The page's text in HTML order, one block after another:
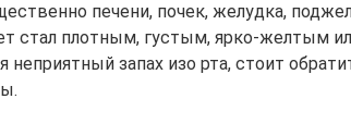
печени, почек, желудка,
стал плотным, густым, ярко-желтым
неприятный запах изо рта, стоит